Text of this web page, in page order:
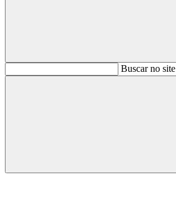
BuscarBuscar no site
Buscar